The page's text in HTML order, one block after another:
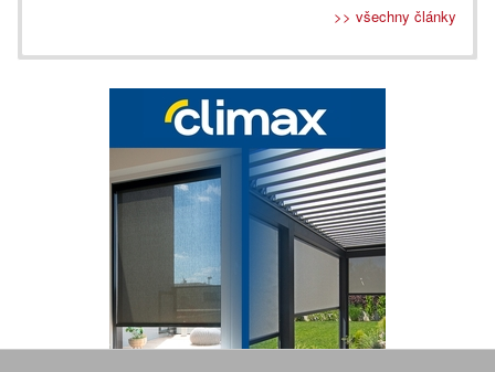
>> všechny články